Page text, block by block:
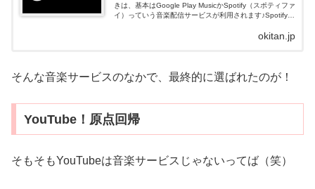
きは、基本はGoogle Play MusicかSpotify（スポティファ
イ）っていう音楽配信サービスが利用されます♪Spotifyは
okitan.jp
そんな音楽サービスのなかで、最終的に選ばれたのが！
YouTube！原点回帰
そもそもYouTubeは音楽サービスじゃないってば（笑）